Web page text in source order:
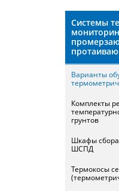
Системы
Варианты
Комплекты
грунтов
Шкафы
ШСПД
Термокосы